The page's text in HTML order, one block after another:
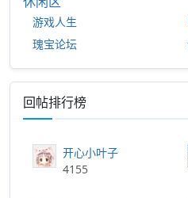
游戏人生
瑰宝论坛
回帖排行榜
开心小叶子
4155